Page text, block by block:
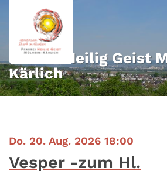
Zum Inhalt springen
Pfarrei Heilig Geist
Kärlich
Do. 20. Aug. 2026 18:00
Vesper -zum Hl.